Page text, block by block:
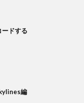
ドする
編